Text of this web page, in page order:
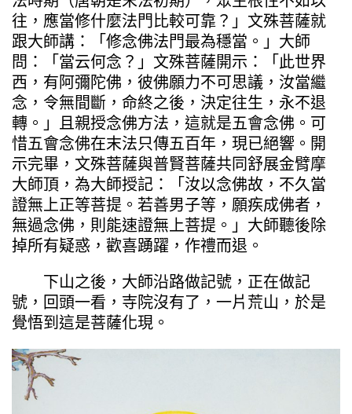
往，應當修什麼法門比較可靠？」文殊菩薩就
跟大師講：「修念佛法門最為穩當。」大師
問：「當云何念？」文殊菩薩開示：「此世界
西，有阿彌陀佛，彼佛願力不可思議，汝當繼
念，令無間斷，命終之後，決定往生，永不退
轉。」且親授念佛方法，這就是五會念佛。可
惜五會念佛在末法只傳五百年，現已絕響。開
示完畢，文殊菩薩與普賢菩薩共同舒展金臂摩
大師頂，為大師授記：「汝以念佛故，不久當
證無上正等菩提。若善男子等，願疾成佛者，
無過念佛，則能速證無上菩提。」大師聽後除
掉所有疑惑，歡喜踴躍，作禮而退。
下山之後，大師沿路做記號，正在做記
號，回頭一看，寺院沒有了，一片荒山，於是
覺悟到這是菩薩化現。